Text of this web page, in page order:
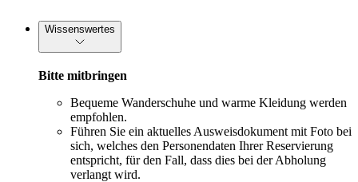
Wissenswertes
Bitte mitbringen
Bequeme Wanderschuhe und warme Kleidung werden
empfohlen.
Führen Sie ein aktuelles Ausweisdokument mit Foto bei
sich, welches den Personendaten Ihrer Reservierung
entspricht, für den Fall, dass dies bei der Abholung
verlangt wird.